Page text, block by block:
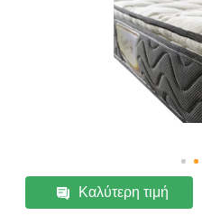
Καλύτερη τιμή